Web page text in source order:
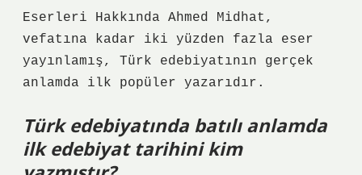
Eserleri Hakkında Ahmed Midhat,
vefatına kadar iki yüzden fazla eser
yayınlamış, Türk edebiyatının gerçek
anlamda ilk popüler yazarıdır.
Türk edebiyatında batılı anlamda
ilk edebiyat tarihini kim